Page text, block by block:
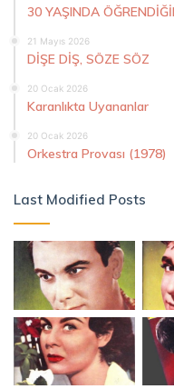
30 YAŞINDA
21 Mayıs 2026
DİŞE DİŞ, SÖZE SÖZ
20 Ocak 2026
Karanlıkta Uyananlar
20 Ocak 2026
Orkestra Provası (1978)
Last Modified Posts